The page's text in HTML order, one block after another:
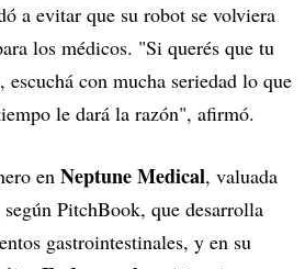
a evitar que su robot se volviera
los médicos. "Si querés que tu
con mucha seriedad lo que
le dará la razón", afirmó.
en Neptune Medical, valuada
según PitchBook, que desarrolla
gastrointestinales, y en su